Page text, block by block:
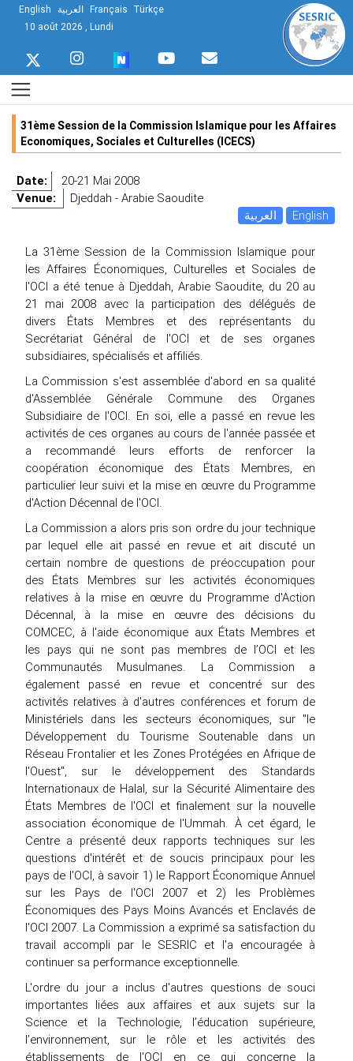
English العربية Français Türkçe
10 août 2026 , Lundi
31ème Session de la Commission Islamique pour les Affaires
Economiques, Sociales et Culturelles (ICECS)
Date:
20-21 Mai 2008
Venue:
Djeddah - Arabie Saoudite
العربية
English
La 31ème Session de la Commission Islamique pour
les Affaires Économiques, Culturelles et Sociales de
l'OCI a été tenue à Djeddah, Arabie Saoudite, du 20 au
21 mai 2008 avec la participation des délégués de
divers États Membres et des représentants du
Secrétariat Général de l'OCI et de ses organes
subsidiaires, spécialisés et affiliés.
La Commission s'est assemblée d'abord en sa qualité
d'Assemblée Générale Commune des Organes
Subsidiaire de l'OCI. En soi, elle a passé en revue les
activités de ces organes au cours de l'année passée et
a recommandé leurs efforts de renforcer la
coopération économique des États Membres, en
particulier leur suivi et la mise en œuvre du Programme
d'Action Décennal de l'OCI.
La Commission a alors pris son ordre du jour technique
par lequel elle ait passé en revue et ait discuté un
certain nombre de questions de préoccupation pour
des États Membres sur les activités économiques
relatives à la mise en œuvre du Programme d'Action
Décennal, à la mise en œuvre des décisions du
COMCEC, à l'aide économique aux États Membres et
les pays qui ne sont pas membres de l’OCI et les
Communautés Musulmanes. La Commission a
également passé en revue et concentré sur des
activités relatives à d'autres conférences et forum de
Ministériels dans les secteurs économiques, sur "le
Développement du Tourisme Soutenable dans un
Réseau Frontalier et les Zones Protégées en Afrique de
l'Ouest", sur le développement des Standards
Internationaux de Halal, sur la Sécurité Alimentaire des
États Membres de l'OCI et finalement sur la nouvelle
association économique de l'Ummah. À cet égard, le
Centre a présenté deux rapports techniques sur les
questions d'intérêt et de soucis principaux pour les
pays de l'OCI, à savoir 1) le Rapport Économique Annuel
sur les Pays de l'OCI 2007 et 2) les Problèmes
Économiques des Pays Moins Avancés et Enclavés de
l'OCI 2007. La Commission a exprimé sa satisfaction du
travail accompli par le SESRIC et l'a encouragée à
continuer sa performance exceptionnelle.
L'ordre du jour a inclus d'autres questions de souci
importantes liées aux affaires et aux sujets sur la
Science et la Technologie, l’éducation supérieure,
l’environnement, sur le rôle et les activités des
établissements de l'OCI en ce qui concerne la